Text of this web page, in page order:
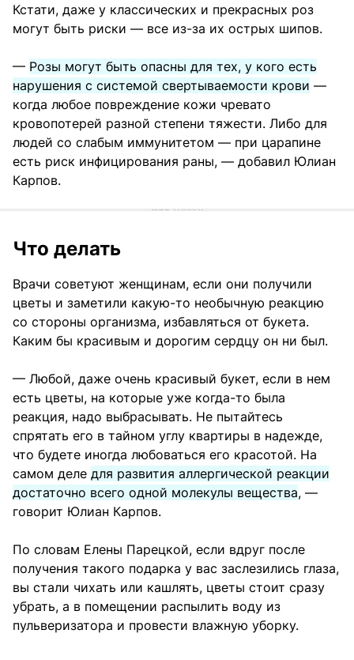
Кстати, даже у классических и прекрасных роз
могут быть риски — все из-за их острых шипов.
— Розы могут быть опасны для тех, у кого есть
нарушения с системой свертываемости крови —
когда любое повреждение кожи чревато
кровопотерей разной степени тяжести. Либо для
людей со слабым иммунитетом — при царапине
есть риск инфицирования раны, — добавил Юлиан
Карпов.
Что делать
Врачи советуют женщинам, если они получили
цветы и заметили какую-то необычную реакцию
со стороны организма, избавляться от букета.
Каким бы красивым и дорогим сердцу он ни был.
— Любой, даже очень красивый букет, если в нем
есть цветы, на которые уже когда-то была
реакция, надо выбрасывать. Не пытайтесь
спрятать его в тайном углу квартиры в надежде,
что будете иногда любоваться его красотой. На
самом деле для развития аллергической реакции
достаточно всего одной молекулы вещества, —
говорит Юлиан Карпов.
По словам Елены Парецкой, если вдруг после
получения такого подарка у вас заслезились глаза,
вы стали чихать или кашлять, цветы стоит сразу
убрать, а в помещении распылить воду из
пульверизатора и провести влажную уборку.